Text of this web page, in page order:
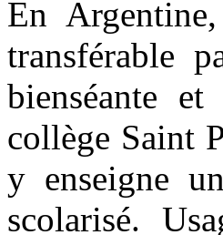
En
transférable
bienséante
collège Saint
y enseigne
scolarisé.